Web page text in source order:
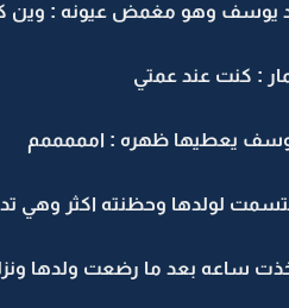
يوسف وهو مغمض عيونه : وين
: كنت عند عمتي
يعطيها ظهره : امممممم
لولدها وحظنته اكثر وهي
ساعه بعد ما رضعت ولدها